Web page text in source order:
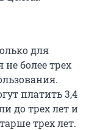
для
более трех
платить 3,4
до трех лет и
трех лет.